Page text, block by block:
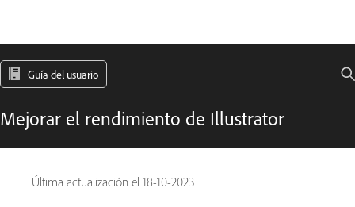
Guía del usuario
Mejorar el rendimiento de Illustrator
Última actualización el 18-10-2023